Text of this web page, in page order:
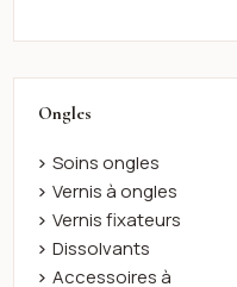
Ongles
Soins ongles
Vernis à ongles
Vernis fixateurs
Dissolvants
Accessoires à